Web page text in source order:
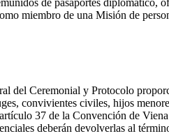
de pasaportes diplomático,
miembro de una Misión de
del Ceremonial y Protocolo
convivientes civiles, hijos
37 de la Convención de
deberán devolverlas al